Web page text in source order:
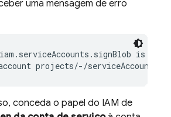
uma mensagem de erro
is
conceda o papel do IAM de